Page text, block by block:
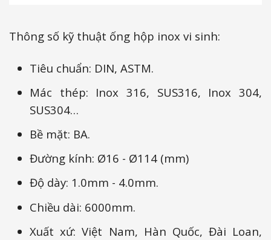
Thông số kỹ thuật ống hộp inox vi sinh:
Tiêu chuẩn: DIN, ASTM.
Mác thép: Inox 316, SUS316, Inox 304,
SUS304…
Bề mặt: BA.
Đường kính: Ø16 - Ø114 (mm)
Độ dày: 1.0mm - 4.0mm.
Chiều dài: 6000mm.
Xuất xứ: Việt Nam, Hàn Quốc, Đài Loan,